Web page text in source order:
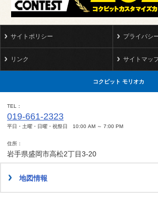
サイトポリシー プライバシ
リンク サイトマッ
コクピット モリオカ
TEL
019-661-2323
平日・土曜・日曜・祝祭日 10:00 AM ～ 7:00 PM
住所
岩手県盛岡市高松2丁目3-20
地図情報